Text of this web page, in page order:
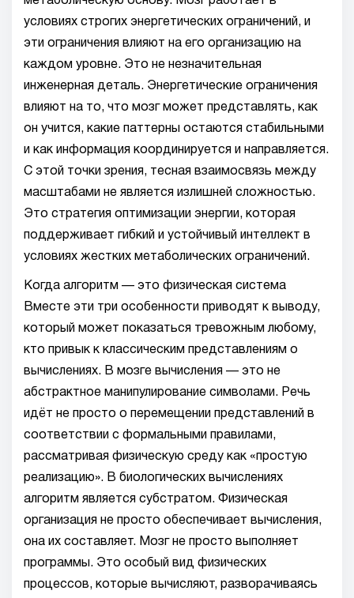
условиях строгих энергетических ограничений, и
эти ограничения влияют на его организацию на
каждом уровне. Это не незначительная
инженерная деталь. Энергетические ограничения
влияют на то, что мозг может представлять, как
он учится, какие паттерны остаются стабильными
и как информация координируется и направляется.
С этой точки зрения, тесная взаимосвязь между
масштабами не является излишней сложностью.
Это стратегия оптимизации энергии, которая
поддерживает гибкий и устойчивый интеллект в
условиях жестких метаболических ограничений.
Когда алгоритм — это физическая система
Вместе эти три особенности приводят к выводу,
который может показаться тревожным любому,
кто привык к классическим представлениям о
вычислениях. В мозге вычисления — это не
абстрактное манипулирование символами. Речь
идёт не просто о перемещении представлений в
соответствии с формальными правилами,
рассматривая физическую среду как «простую
реализацию». В биологических вычислениях
алгоритм является субстратом. Физическая
организация не просто обеспечивает вычисления,
она их составляет. Мозг не просто выполняет
программы. Это особый вид физических
процессов, которые вычисляют, разворачиваясь